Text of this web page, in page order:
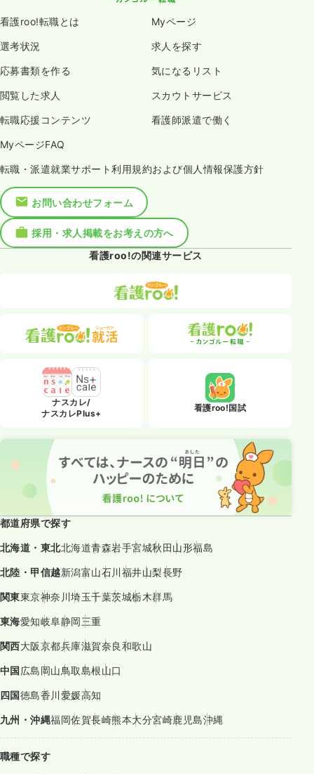
看護roo!転職とは Myページ
選考状況 求人を探す
応募書類を作る 気になるリスト
閲覧した求人 スカウトサービス
転職応援コンテンツ 看護師派遣で働く
MyページFAQ
転職・派遣就業サポート利用規約および個人情報保護方針
お問い合わせフォーム
採用・求人掲載をお考えの方へ
看護roo!の関連サービス
ナスカレ/
ナスカレPlus+
看護roo!国試
都道府県で探す
北海道・東北北海道青森岩手宮城秋田山形福島
北陸・甲信越新潟富山石川福井山梨長野
関東東京神奈川埼玉千葉茨城栃木群馬
東海愛知岐阜静岡三重
関西大阪京都兵庫滋賀奈良和歌山
中国広島岡山鳥取島根山口
四国徳島香川愛媛高知
九州・沖縄福岡佐賀長崎熊本大分宮崎鹿児島沖縄
職種で探す